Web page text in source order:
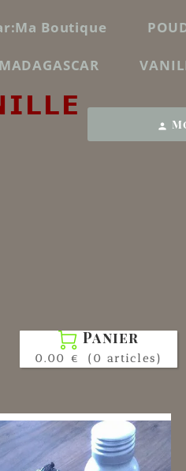
Boutique
person
 Panier
0.00 € (0 articles)